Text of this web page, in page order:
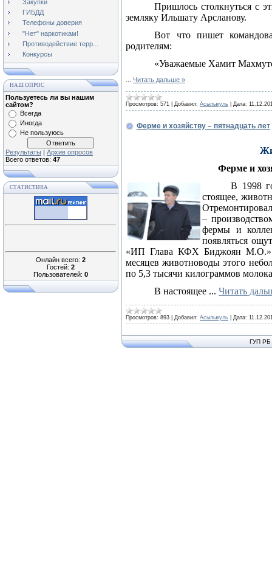
Закупки
ГИБДД
Телефоны доверия
"Нет" наркотикам!
Противодействие терр...
Конкурсы
НАШ ОПРОС
Пользуетесь ли вы нашим
сайтом?
Всегда
Иногда
Не пользуюсь
Результаты | Архив опросов
Всего ответов: 47
СТАТИСТИКА
Онлайн всего: 2
Гостей: 2
Пользователей: 0
Пришлось столкнуться с
земляку Ильшату Арсланову.
Вот что пишет
родителям:
«Уважаемые Хамит
Читать дальше »
Просмотров: 571 Добавил: Асылыкуль Дата:
Ферме и хозяйству – пятнадцать лет
Ферме и
В 1998
стоящее,
–
фермы и
появляться
«ИП Глава КФХ Биджоян М.О.»
месяцев животноводы этого
по 5,3 тысячи килограммов
В настоящее ...Читать
Просмотров: 893 Добавил: Асылыкуль Дата:
ГУП РБ